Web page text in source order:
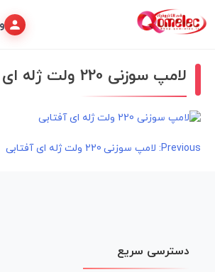
لامپ سوزنی 220 ولت ژله ای آفتابی
راهبری
Previous: لامپ سوزنی 220 ولت ژله ای آفتابی
دسترسی سریع